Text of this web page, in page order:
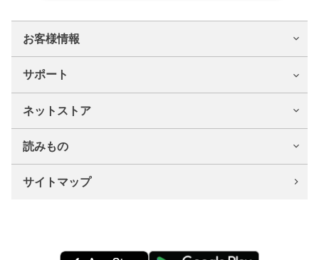
お客様情報
サポート
ネットストア
読みもの
サイトマップ